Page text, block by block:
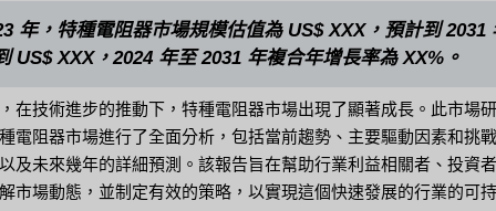
年，特種電阻器市場規模估值為 US$ XXX，預計到 2031
US$ XXX，2024 年至 2031 年複合年增長率為 XX%。
在技術進步的推動下，特種電阻器市場出現了顯著成長。此市場
電阻器市場進行了全面分析，包括當前趨勢、主要驅動因素和挑
及未來幾年的詳細預測。該報告旨在幫助行業利益相關者、投資
市場動態，並制定有效的策略，以實現這個快速發展的行業的可